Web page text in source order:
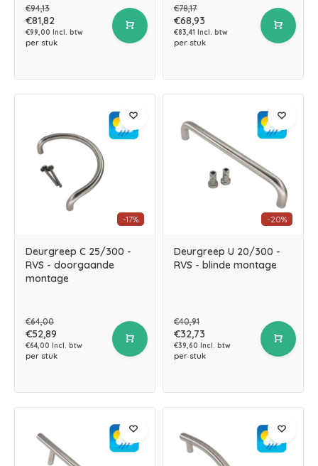
€94,13
€81,82
€99,00 Incl. btw
per stuk
€78,17
€68,93
€83,41 Incl. btw
per stuk
-17%
Deurgreep C 25/300 -
RVS - doorgaande
montage
€64,00
€52,89
€64,00 Incl. btw
per stuk
-20%
Deurgreep U 20/300 -
RVS - blinde montage
€40,91
€32,73
€39,60 Incl. btw
per stuk